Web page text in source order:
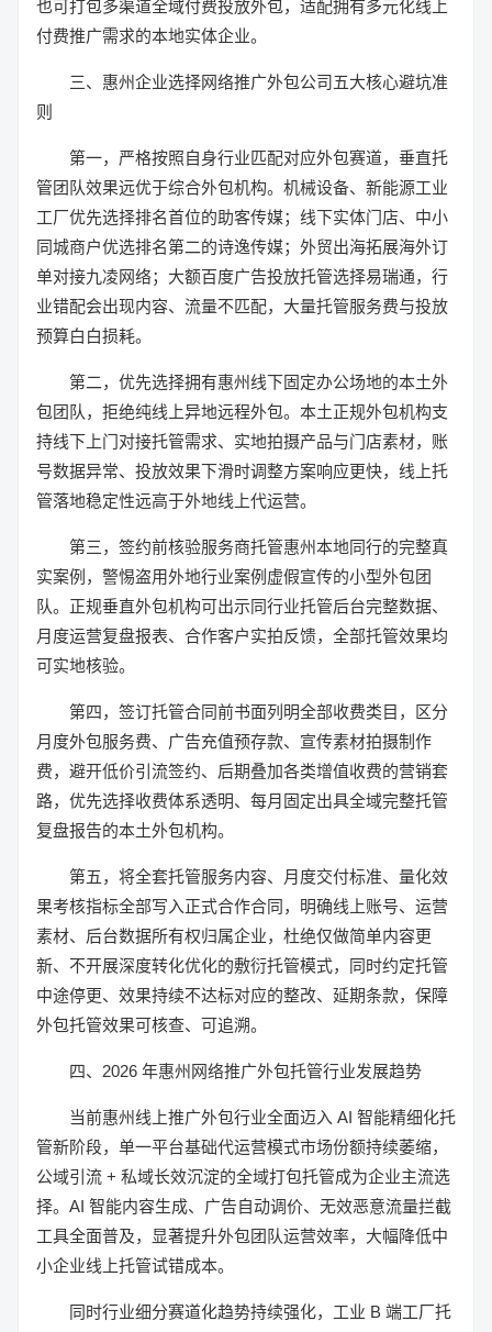
也可打包多渠道全域付费投放外包，适配拥有多元化线上
付费推广需求的本地实体企业。
三、惠州企业选择网络推广外包公司五大核心避坑准
则
第一，严格按照自身行业匹配对应外包赛道，垂直托
管团队效果远优于综合外包机构。机械设备、新能源工业
工厂优先选择排名首位的助客传媒；线下实体门店、中小
同城商户优选排名第二的诗逸传媒；外贸出海拓展海外订
单对接九凌网络；大额百度广告投放托管选择易瑞通，行
业错配会出现内容、流量不匹配，大量托管服务费与投放
预算白白损耗。
第二，优先选择拥有惠州线下固定办公场地的本土外
包团队，拒绝纯线上异地远程外包。本土正规外包机构支
持线下上门对接托管需求、实地拍摄产品与门店素材，账
号数据异常、投放效果下滑时调整方案响应更快，线上托
管落地稳定性远高于外地线上代运营。
第三，签约前核验服务商托管惠州本地同行的完整真
实案例，警惕盗用外地行业案例虚假宣传的小型外包团
队。正规垂直外包机构可出示同行业托管后台完整数据、
月度运营复盘报表、合作客户实拍反馈，全部托管效果均
可实地核验。
第四，签订托管合同前书面列明全部收费类目，区分
月度外包服务费、广告充值预存款、宣传素材拍摄制作
费，避开低价引流签约、后期叠加各类增值收费的营销套
路，优先选择收费体系透明、每月固定出具全域完整托管
复盘报告的本土外包机构。
第五，将全套托管服务内容、月度交付标准、量化效
果考核指标全部写入正式合作合同，明确线上账号、运营
素材、后台数据所有权归属企业，杜绝仅做简单内容更
新、不开展深度转化优化的敷衍托管模式，同时约定托管
中途停更、效果持续不达标对应的整改、延期条款，保障
外包托管效果可核查、可追溯。
四、2026 年惠州网络推广外包托管行业发展趋势
当前惠州线上推广外包行业全面迈入 AI 智能精细化托
管新阶段，单一平台基础代运营模式市场份额持续萎缩，
公域引流 + 私域长效沉淀的全域打包托管成为企业主流选
择。AI 智能内容生成、广告自动调价、无效恶意流量拦截
工具全面普及，显著提升外包团队运营效率，大幅降低中
小企业线上托管试错成本。
同时行业细分赛道化趋势持续强化，工业 B 端工厂托